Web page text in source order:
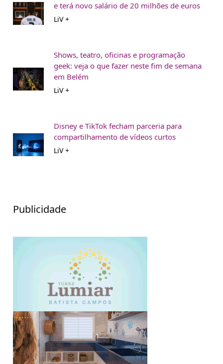
e terá novo salário de 20 milhões de euros
LiV +
Shows, teatro, oficinas e programação
geek: veja o que fazer neste fim de semana
em Belém
LiV +
Disney e TikTok fecham parceria para
compartilhamento de vídeos curtos
LiV +
Publicidade